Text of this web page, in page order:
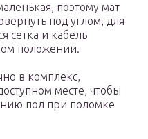
поэтому мат
под углом, для
сетка и кабель
положении.
в комплекс,
месте, чтобы
пол при поломке